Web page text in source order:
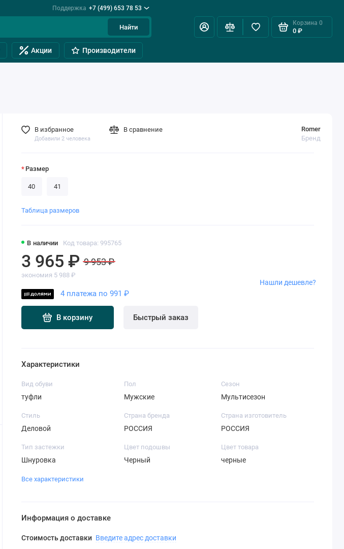
Поддержка +7 (499) 653 78 53
Найти
Корзина 0
0 ₽
Акции Производители
В наличии Код товара: 995765
Romer
Бренд
3 965 ₽ 9 953 ₽
экономия 5 988 ₽
4 платежа по 991 ₽
В корзину Быстрый заказ
Нашли дешевле?
В избранное
Добавили 2 человека
В сравнение
Размер
40 41
Таблица размеров
Характеристики
Вид обуви
туфли
Пол
Мужские
Сезон
Мультисезон
Стиль
Деловой
Страна бренда
РОССИЯ
Страна изготовитель
РОССИЯ
Тип застежки
Шнуровка
Цвет подошвы
Черный
Цвет товара
черные
Все характеристики
Информация о доставке
Стоимость доставки Введите адрес доставки